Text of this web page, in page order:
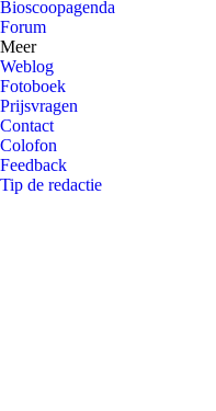
Bioscoopagenda
Forum
Meer
Weblog
Fotoboek
Prijsvragen
Contact
Colofon
Feedback
Tip de redactie